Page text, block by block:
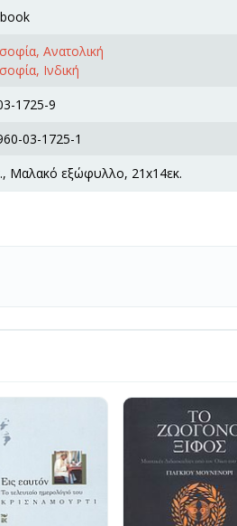
Ανατολική
Ινδική
1725-9
03-1725-1
Μαλακό εξώφυλλο, 21x14εκ.